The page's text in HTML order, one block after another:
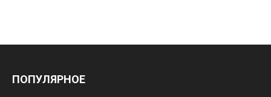
ПОПУЛЯРНОЕ